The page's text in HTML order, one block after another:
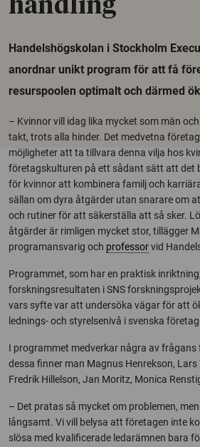
handling
Handelshögskolan i Stockholm
anordnar unikt program för att få
resurspoolen optimalt och därmed
– Kvinnor vill idag lika mycket som män
takt, trots alla hinder. Det medvetna
möjligheter att ta tillvara denna vilja hos
företagskulturen på ett sådant sätt att det
för kvinnor att kombinera familj och
sällan om dyra åtgärder utan snarare om
och rutiner för att säkerställa att så sker.
åtgärder är rimligen mycket stor, tillägger
programansvarig och professorvid
Programmet, som har en praktisk
forskningsresultaten i SNS
vars syfte var att undersöka vägar för att
lednings- och styrelsenivå i svenska företag.
I programmet medverkar några av frågans
dessa finner man Magnus Henrekson, Lars
Fredrik Hillelson, Jan Moritz, Monica
– Det pratas så mycket om problemen,
långsamt. Vi vill belysa att företagen inte
slösa med kvalificerade ledarämnen bara